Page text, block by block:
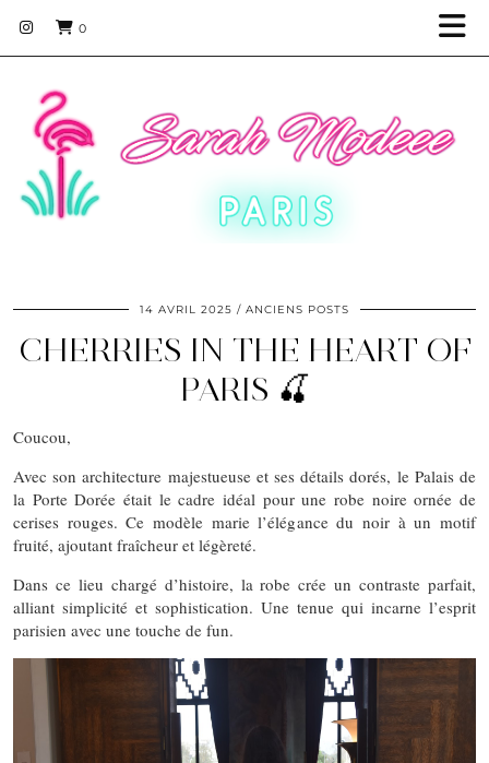
0
14 AVRIL 2025 ANCIENS POSTS
CHERRIES IN THE HEART OF
PARIS 🍒
Coucou,
Avec son architecture majestueuse et ses détails dorés, le Palais de
la Porte Dorée était le cadre idéal pour une robe noire ornée de
cerises rouges. Ce modèle marie l’élégance du noir à un motif
fruité, ajoutant fraîcheur et légèreté.
Dans ce lieu chargé d’histoire, la robe crée un contraste parfait,
alliant simplicité et sophistication. Une tenue qui incarne l’esprit
parisien avec une touche de fun.